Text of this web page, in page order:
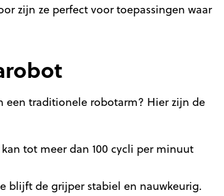
zijn ze perfect voor toepassingen waar
een traditionele robotarm? Hier zijn de
tot meer dan 100 cycli per minuut
blijft de grijper stabiel en nauwkeurig.